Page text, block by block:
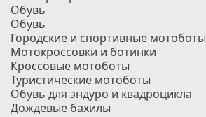
Обувь
Обувь
Городские и спортивные мотоботы
Мотокроссовки и ботинки
Кроссовые мотоботы
Туристические мотоботы
Обувь для эндуро и квадроцикла
Дождевые бахилы